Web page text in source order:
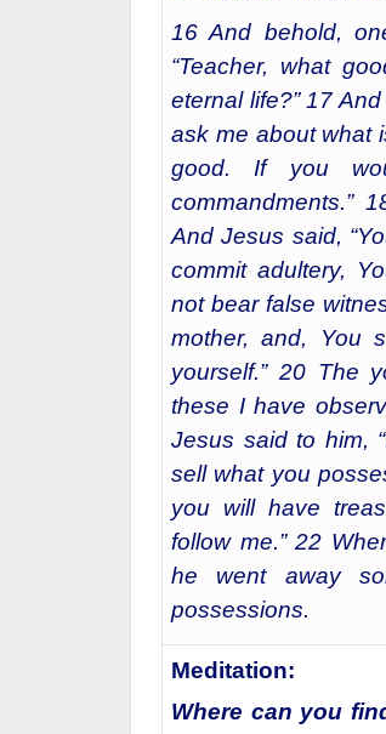
16 And behold,
“Teacher, what
eternal life?” 17
ask me about what
good. If you
commandments.”
And Jesus said,
commit adultery,
not bear false
mother, and, You
yourself.” 20 The
these I have
Jesus said to him,
sell what you
you will have
follow me.” 22
he went away
possessions.
Meditation:
Where can you